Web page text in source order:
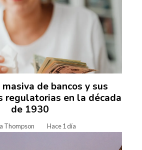
de bancos y sus
regulatorias en la década
de 1930
Thompson Hace 1 día